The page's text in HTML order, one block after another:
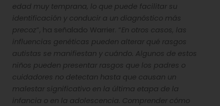
edad muy temprana, lo que puede facilitar su
identificación y conducir a un diagnóstico más
precoz”, ha señalado Warrier. “En otros casos, las
influencias genéticas pueden alterar qué rasgos
autistas se manifiestan y cuándo. Algunos de estos
niños pueden presentar rasgos que los padres o
cuidadores no detectan hasta que causan un
malestar significativo en la última etapa de la
infancia o en la adolescencia. Comprender cómo